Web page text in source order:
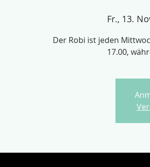
Fr., 13.
Der Robi ist jeden
17.00,